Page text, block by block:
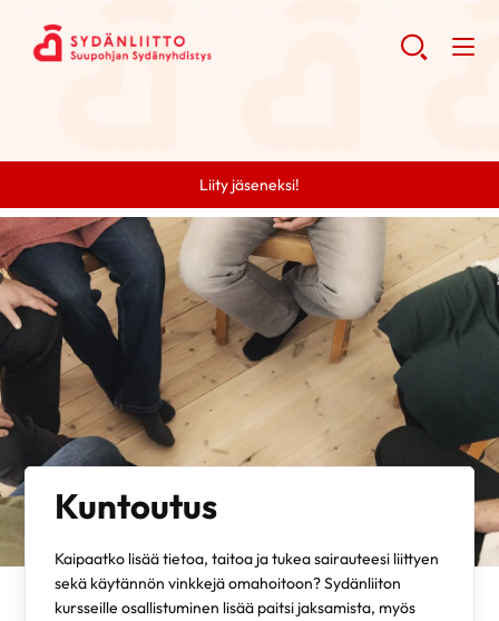
Liity jäseneksi!
Kuntoutus
Kaipaatko lisää tietoa, taitoa ja tukea sairauteesi liittyen
sekä käytännön vinkkejä omahoitoon? Sydänliiton
kursseille osallistuminen lisää paitsi jaksamista, myös